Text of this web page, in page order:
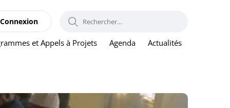
et Appels à Projets Agenda Actualités
Connexion RECHERCHER :